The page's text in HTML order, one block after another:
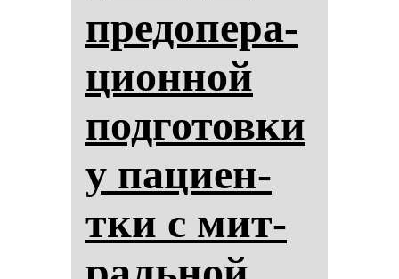
пре­до­пе­ра­
ци­он­ной
под­го­тов­ки
у па­ци­ен­
тки с мит­